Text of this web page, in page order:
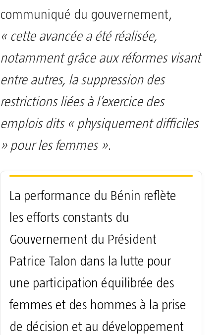
communiqué du gouvernement,
« cette avancée a été réalisée,
notamment grâce aux réformes visant
entre autres, la suppression des
restrictions liées à l’exercice des
emplois dits « physiquement difficiles
» pour les femmes ».
La performance du Bénin reflète
les efforts constants du
Gouvernement du Président
Patrice Talon dans la lutte pour
une participation équilibrée des
femmes et des hommes à la prise
de décision et au développement